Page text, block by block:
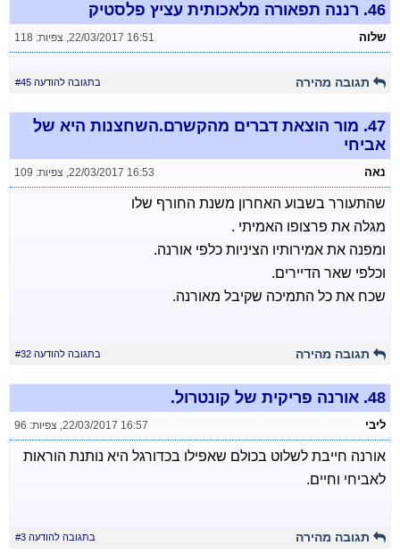
46. רננה תפאורה מלאכותית עציץ פלסטיק
שלוה 22/03/2017 16:51
, צפיות: 118
תגובה מהירה בתגובה להודעה #45
47. מור הוצאת דברים מהקשרם.השחצנות היא של
אביחי
נאה 22/03/2017 16:53
, צפיות: 109
שהתעורר בשבוע האחרון משנת החורף שלו
מגלה את פרצופו האמיתי .
ומפנה את אמירותיו הציניות כלפי אורנה.
וכלפי שאר הדיירים.
שכח את כל התמיכה שקיבל מאורנה.
תגובה מהירה בתגובה להודעה #32
48. אורנה פריקית של קונטרול.
ליבי 22/03/2017 16:57
, צפיות: 96
אורנה חייבת לשלוט בכולם שאפילו בכדורגל היא נותנת הוראות
לאביחי וחיים.
תגובה מהירה בתגובה להודעה #3